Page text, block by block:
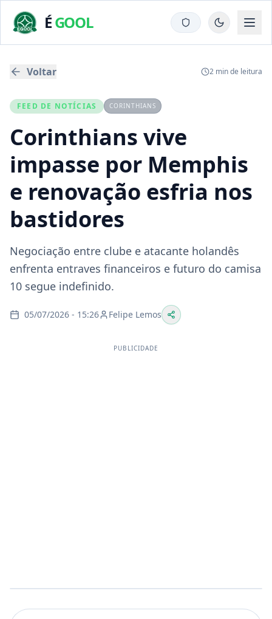
ÉGOOL
Voltar 2 min de leitura
FEED DE NOTÍCIAS CORINTHIANS
Corinthians vive
impasse por Memphis
e renovação esfria nos
bastidores
Negociação entre clube e atacante holandês
enfrenta entraves financeiros e futuro do camisa
10 segue indefinido.
05/07/2026 - 15:26 Felipe Lemos
PUBLICIDADE